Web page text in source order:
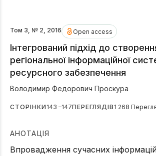
Том 3, № 2, 2016 Open access
Інтегрований підхід до
регіональної інформаційної
ресурсного забезпечення
Володимир Федорович Проскура
СТОРІНКИ 143 –147ПЕРЕГЛЯДІВ 1 268
АНОТАЦІЯ
Впровадження сучасних